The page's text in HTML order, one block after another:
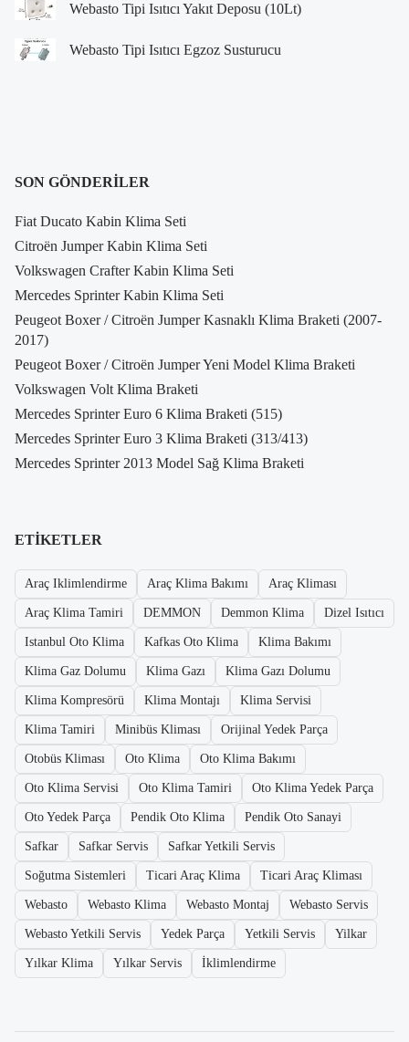
Webasto Tipi Isıtıcı Yakıt Deposu (10Lt)
Webasto Tipi Isıtıcı Egzoz Susturucu
SON GÖNDERILER
Fiat Ducato Kabin Klima Seti
Citroën Jumper Kabin Klima Seti
Volkswagen Crafter Kabin Klima Seti
Mercedes Sprinter Kabin Klima Seti
Peugeot Boxer / Citroën Jumper Kasnaklı Klima Braketi (2007-
2017)
Peugeot Boxer / Citroën Jumper Yeni Model Klima Braketi
Volkswagen Volt Klima Braketi
Mercedes Sprinter Euro 6 Klima Braketi (515)
Mercedes Sprinter Euro 3 Klima Braketi (313/413)
Mercedes Sprinter 2013 Model Sağ Klima Braketi
ETIKETLER
Araç Iklimlendirme Araç Klima Bakımı Araç Kliması
Araç Klima Tamiri DEMMON Demmon Klima Dizel Isıtıcı
Istanbul Oto Klima Kafkas Oto Klima Klima Bakımı
Klima Gaz Dolumu Klima Gazı Klima Gazı Dolumu
Klima Kompresörü Klima Montajı Klima Servisi
Klima Tamiri Minibüs Kliması Orijinal Yedek Parça
Otobüs Kliması Oto Klima Oto Klima Bakımı
Oto Klima Servisi Oto Klima Tamiri Oto Klima Yedek Parça
Oto Yedek Parça Pendik Oto Klima Pendik Oto Sanayi
Safkar Safkar Servis Safkar Yetkili Servis
Soğutma Sistemleri Ticari Araç Klima Ticari Araç Kliması
Webasto Webasto Klima Webasto Montaj Webasto Servis
Webasto Yetkili Servis Yedek Parça Yetkili Servis Yilkar
Yılkar Klima Yılkar Servis İklimlendirme